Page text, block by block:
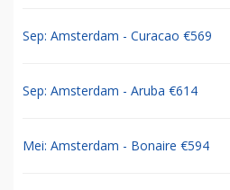
Sep: Amsterdam - Curacao €569
Sep: Amsterdam - Aruba €614
Mei: Amsterdam - Bonaire €594